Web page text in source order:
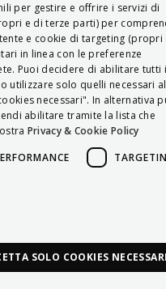
ITALIAN
ENGLISH
FRENCH
HUNGARIAN
DEUTSCH
POLSKI
per gestire e offrire i servizi di
e di terze parti) per
e cookie di targeting (propri
in linea con le preferenze
Puoi decidere di abilitare tutti i
utilizzare solo quelli necessari al
necessari". In alternativa
abilitare tramite la lista che
Privacy & Cookie Policy
SOLO COOKIES